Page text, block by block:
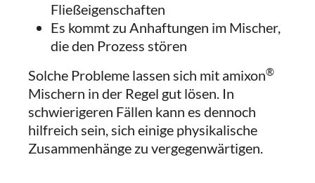
Fließeigenschaften
Es kommt zu Anhaftungen im Mischer,
die den Prozess stören
Solche Probleme lassen sich mit amixon®
Mischern in der Regel gut lösen. In
schwierigeren Fällen kann es dennoch
hilfreich sein, sich einige physikalische
Zusammenhänge zu vergegenwärtigen.